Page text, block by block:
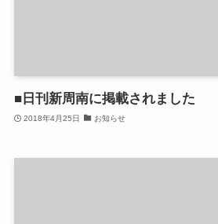
■日刊新周南に掲載されました
2018年4月25日 お知らせ